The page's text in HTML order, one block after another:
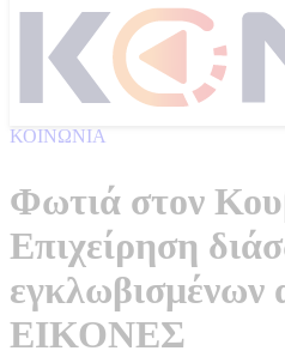
ΚΟΙΝΩΝΙΑ
Φωτιά στον
Επιχείρηση
εγκλωβισμένων
ΕΙΚΟΝΕΣ